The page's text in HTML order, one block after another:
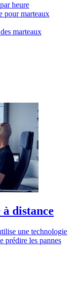
heure
pour marteaux
marteaux
distance
une technologie
prédire les pannes